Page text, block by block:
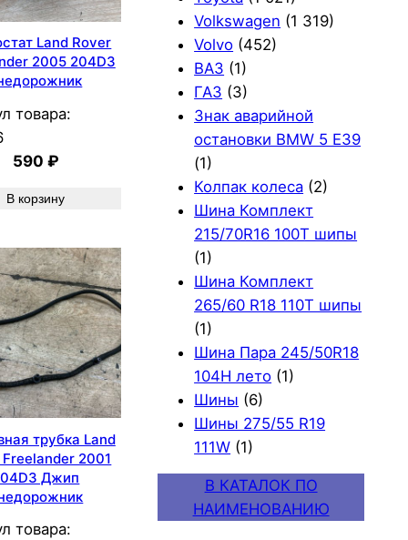
Land Rover
2005 204D3
товара:
590 ₽
В корзину
трубка Land
2001
Джип
товара:
Volkswagen (1 319)
Volvo (452)
ВАЗ (1)
ГАЗ (3)
Знак аварийной
остановки BMW 5 E39
(1)
Колпак колеса (2)
Шина Комплект
215/70R16 100T шипы
(1)
Шина Комплект
265/60 R18 110T шипы
(1)
Шина Пара 245/50R18
104H лето (1)
Шины (6)
Шины 275/55 R19
111W (1)
В КАТАЛОК ПО
НАИМЕНОВАНИЮ